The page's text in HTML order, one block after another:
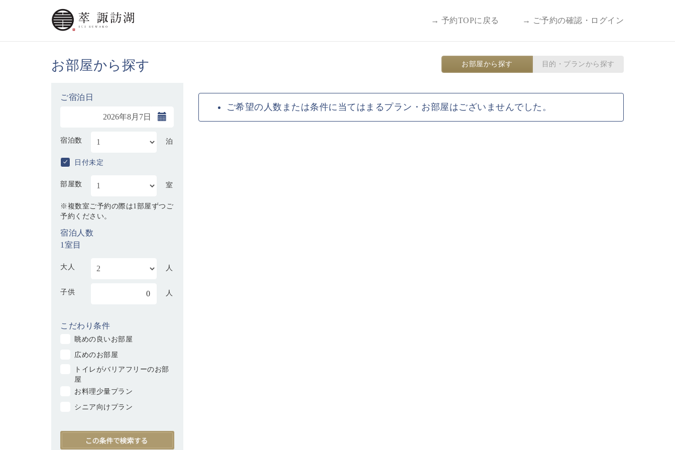
→ 予約TOPに戻る → ご予約の確認・ログイン
お部屋から探す お部屋から探す 目的・プランから探す
ご宿泊日
宿泊数 泊
日付未定
部屋数 室
※複数室ご予約の際は1部屋ずつご
予約ください。
宿泊人数
1室目
大人 人
子供 0 人
こだわり条件
眺めの良いお部屋
広めのお部屋
トイレがバリアフリーのお部
屋
お料理少量プラン
シニア向けプラン
ご希望の人数または条件に当てはまるプラン・お部屋はございませんでした。